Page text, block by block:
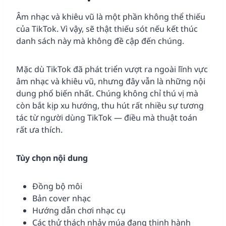
Âm nhạc và khiêu vũ là một phần không thể thiếu
của TikTok. Vì vậy, sẽ thật thiếu sót nếu kết thúc
danh sách này mà không đề cập đến chúng.
Mặc dù TikTok đã phát triển vượt ra ngoài lĩnh vực
âm nhạc và khiêu vũ, nhưng đây vẫn là những nội
dung phổ biến nhất. Chúng không chỉ thú vị mà
còn bắt kịp xu hướng, thu hút rất nhiều sự tương
tác từ người dùng TikTok — điều mà thuật toán
rất ưa thích.
Tùy chọn nội dung
Đồng bộ môi
Bản cover nhạc
Hướng dẫn chơi nhạc cụ
Các thử thách nhảy múa đang thịnh hành